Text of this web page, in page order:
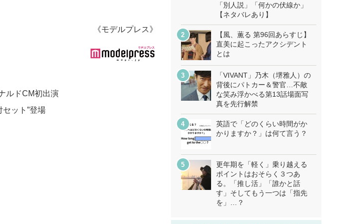
《モデルプレス》
ルドCM初出演
ット”登場
「別人説」「何かの伏線か」
【ネタバレあり】
【風、薫る 第96回あらすじ】
直美に起こったアクシデント
とは
「VIVANT」乃木（堺雅人）の
背後にパトカー＆警官…不敵
な笑み浮かべる第13話場面写
真を先行解禁
英語で「どのくらい時間がか
かりますか？」は何て言う？
更年期を「軽く」乗り越える
ポイントはおそらく３つあ
る。「推し活」「誰かと話
す」そしてもう一つは「指先
を」…？